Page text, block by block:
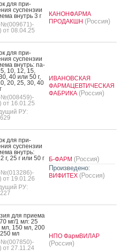
для при­
сус­пензии
внутрь 3 г
от 08.04.25
КАНОНФАРМА
ПРОДАКШН (Россия)
для при­
сус­пензии
внутрь: па­
10, 12, 15,
40 или 50 г,
20, 25, 30, 40
от 16.01.25
РУ:
ИВАНОВСКАЯ
ФАРМАЦЕВТИЧЕСКАЯ
ФАБРИКА (Россия)
для при­
сус­пензии
внутрь:
г, 25 г или 50 г
от 19.01.26
РУ:
Б-ФАРМ (Россия)
Произведено:
ВИФИТЕХ (Россия)
для при­ема
мг/1 мл: 25
мл, 150 мл, 200
мл
от 27.11.24
НПО ФармВИЛАР
(Россия)